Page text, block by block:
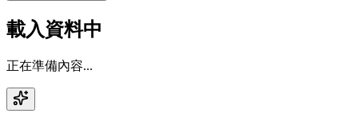
載入資料中
正在準備內容...